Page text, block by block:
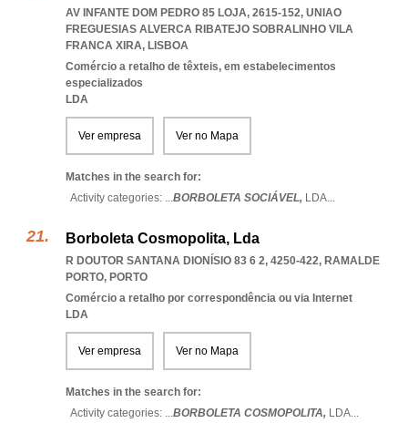
AV INFANTE DOM PEDRO 85 LOJA, 2615-152, UNIAO
FREGUESIAS ALVERCA RIBATEJO SOBRALINHO VILA
FRANCA XIRA, LISBOA
Comércio a retalho de têxteis, em estabelecimentos
especializados
LDA
Ver empresa Ver no Mapa
Matches in the search for:
Activity categories: ...BORBOLETA SOCIÁVEL, LDA...
Borboleta Cosmopolita, Lda
R DOUTOR SANTANA DIONÍSIO 83 6 2, 4250-422, RAMALDE
PORTO, PORTO
Comércio a retalho por correspondência ou via Internet
LDA
Ver empresa Ver no Mapa
Matches in the search for:
Activity categories: ...BORBOLETA COSMOPOLITA, LDA...